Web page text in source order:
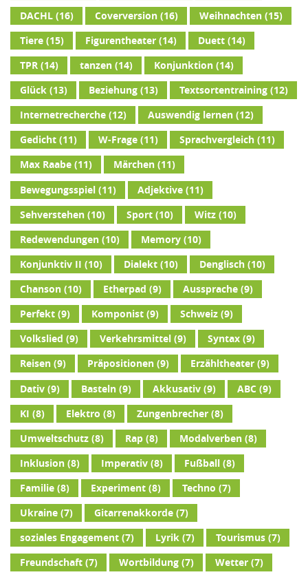
DACHL(16) Coverversion(16) Weihnachten(15)
Tiere(15) Figurentheater(14) Duett(14)
TPR(14) tanzen(14) Konjunktion(14)
Glück(13) Beziehung(13) Textsortentraining(12)
Internetrecherche(12) Auswendig lernen(12)
Gedicht(11) W-Frage(11) Sprachvergleich(11)
Max Raabe(11) Märchen(11)
Bewegungsspiel(11) Adjektive(11)
Sehverstehen(10) Sport(10) Witz(10)
Redewendungen(10) Memory(10)
Konjunktiv II (10) Dialekt(10) Denglisch(10)
Chanson(10) Etherpad (9) Aussprache(9)
Perfekt(9) Komponist(9) Schweiz(9)
Volkslied (9) Verkehrsmittel (9) Syntax(9)
Reisen(9) Präpositionen(9) Erzähltheater(9)
Dativ(9) Basteln(9) Akkusativ(9) ABC (9)
KI (8) Elektro (8) Zungenbrecher(8)
Umweltschutz(8) Rap(8) Modalverben(8)
Inklusion(8) Imperativ(8) Fußball(8)
Familie(8) Experiment(8) Techno (7)
Ukraine(7) Gitarrenakkorde(7)
soziales Engagement(7) Lyrik(7) Tourismus(7)
Freundschaft(7) Wortbildung(7) Wetter(7)